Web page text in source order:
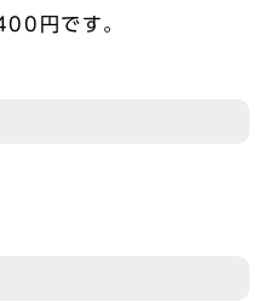
円です。